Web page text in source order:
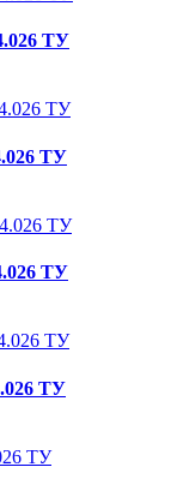
ТУ
ТУ
ТУ
ТУ